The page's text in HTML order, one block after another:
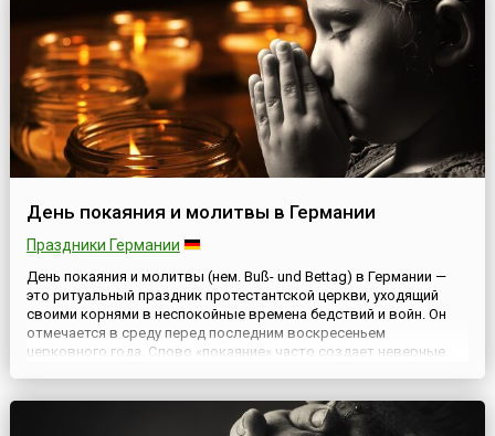
День покаяния и молитвы в Германии
Праздники Германии
День покаяния и молитвы (нем. Buß- und Bettag) в Германии —
это ритуальный праздник протестантской церкви, уходящий
своими корнями в неспокойные времена бедствий и войн. Он
отмечается в среду перед последним воскресеньем
церковного года. Слово «покаяние» часто создает неверные